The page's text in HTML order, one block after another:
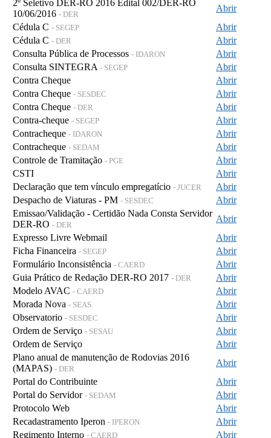
2º Seletivo DER-RO 2016 Edital 002/DER-RO
10/06/2016 - DER
Abrir
Cédula C - SEGEP
Abrir
Cédula C - DER
Abrir
Consulta Pública de Processos - IDARON
Abrir
Consulta SINTEGRA - SEGEP
Abrir
Contra Cheque
Abrir
Contra Cheque - SESDEC
Abrir
Contra Cheque - DER
Abrir
Contra-cheque - SEGEP
Abrir
Contracheque - IDARON
Abrir
Contracheque - SEDAM
Abrir
Controle de Tramitação - PGE
Abrir
CSTI
Abrir
Declaração que tem vínculo empregatício - JUCER
Abrir
Despacho de Viaturas - PM - SESDEC
Abrir
Emissao/Validação - Certidão Nada Consta Servidor
DER-RO - DER
Abrir
Expresso Livre Webmail
Abrir
Ficha Financeira - SEGEP
Abrir
Formulário Inconsistência - CAERD
Abrir
Guia Prático de Redação DER-RO 2017 - DER
Abrir
Modelo AVAC - CAERD
Abrir
Morada Nova - SEAS
Abrir
Observatorio - SESDEC
Abrir
Ordem de Serviço - SESAU
Abrir
Ordem de Serviço
Abrir
Plano anual de manutenção de Rodovias 2016
(MAPAS) - DER
Abrir
Portal do Contribuinte
Abrir
Portal do Servidor - SEDAM
Abrir
Protocolo Web
Abrir
Recadastramento Iperon - IPERON
Abrir
Regimento Interno - CAERD
Abrir